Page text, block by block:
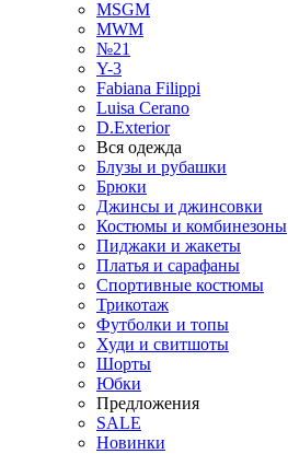
MSGM
MWM
№21
Y-3
Fabiana Filippi
Luisa Cerano
D.Exterior
Вся одежда
Блузы и рубашки
Брюки
Джинсы и джинсовки
Костюмы и комбинезоны
Пиджаки и жакеты
Платья и сарафаны
Спортивные костюмы
Трикотаж
Футболки и топы
Худи и свитшоты
Шорты
Юбки
Предложения
SALE
Новинки